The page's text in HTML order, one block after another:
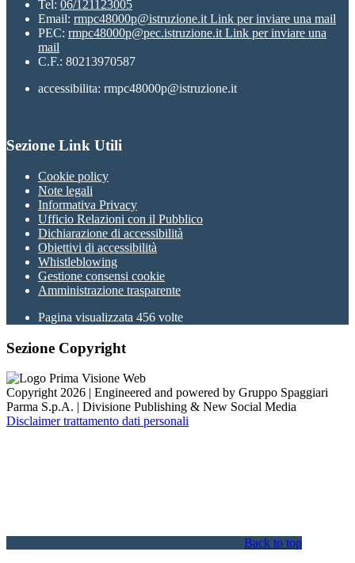
Tel: 06/121123005
Email: rmpc48000p@istruzione.it Link per inviare una mail
PEC: rmpc48000p@pec.istruzione.it Link per inviare una
mail
C.F.: 80213970587
accessibilita: rmpc48000p@istruzione.it
Sezione Link Utili
Cookie policy
Note legali
Informativa Privacy
Ufficio Relazioni con il Pubblico
Dichiarazione di accessibilità
Obiettivi di accessibilità
Whistleblowing
Gestione consensi cookie
Amministrazione trasparente
Pagina visualizzata 456 volte
Sezione Copyright
Copyright 2026 | Engineered and powered by Gruppo Spaggiari
Parma S.p.A. | Divisione Publishing & New Social Media
Disclaimer trattamento dati personali
Back to top